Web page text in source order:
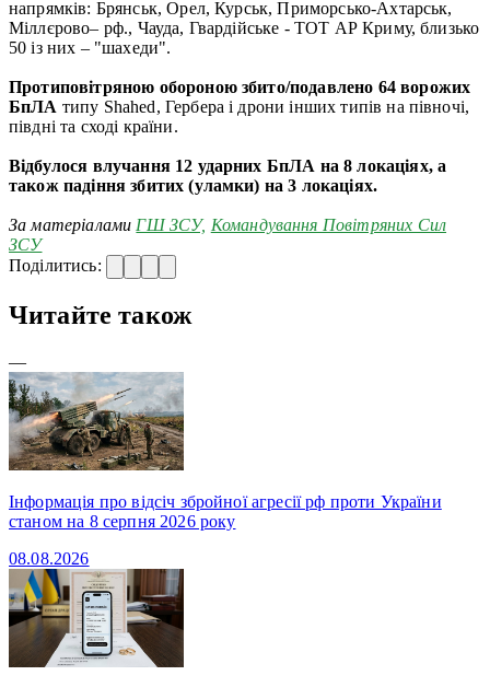
напрямків: Брянськ, Орел, Курськ, Приморсько-Ахтарськ,
Міллєрово– рф., Чауда, Гвардійське - ТОТ АР Криму, близько
50 із них – "шахеди".
Протиповітряною обороною збито/подавлено 64 ворожих
БпЛА типу Shahed, Гербера і дрони інших типів на півночі,
півдні та сході країни.
Відбулося влучання 12 ударних БпЛА на 8 локаціях, а
також падіння збитих (уламки) на 3 локаціях.
За матеріалами ГШ ЗСУ, Командування Повітряних Сил
ЗСУ
Поділитись:
Читайте також
—
Інформація про відсіч збройної агресії рф проти України
станом на 8 серпня 2026 року
08.08.2026